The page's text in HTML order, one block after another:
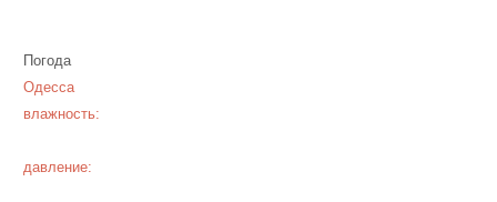
Погода
Одесса
влажность:
давление: